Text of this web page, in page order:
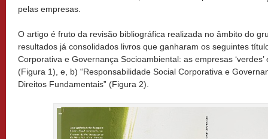
pelas empresas.
O artigo é fruto da revisão bibliográfica realizada no âmbito do
resultados já consolidados livros que ganharam os seguintes
Corporativa e Governança Socioambiental: as empresas
(Figura 1), e, b) “Responsabilidade Social Corporativa e
Direitos Fundamentais” (Figura 2).